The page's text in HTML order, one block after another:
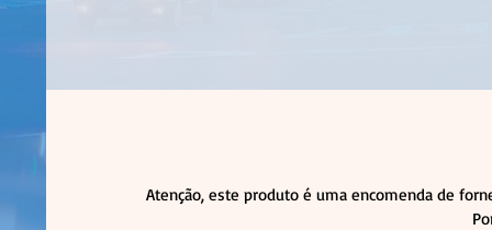
Atenção, este produto é uma encomenda de